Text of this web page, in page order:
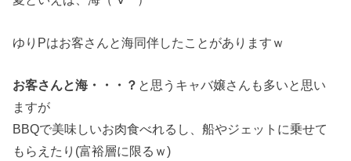
ゆりPはお客さんと海同伴したことがありますｗ
お客さんと海・・・？ と思うキャバ嬢さんも多いと思い
ますが
BBQで美味しいお肉食べれるし、船やジェットに乗せて
もらえたり(富裕層に限るｗ)